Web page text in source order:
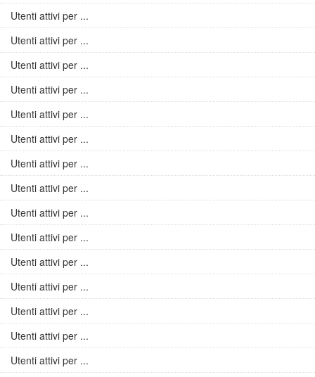
Utenti attivi per ...
Utenti attivi per ...
Utenti attivi per ...
Utenti attivi per ...
Utenti attivi per ...
Utenti attivi per ...
Utenti attivi per ...
Utenti attivi per ...
Utenti attivi per ...
Utenti attivi per ...
Utenti attivi per ...
Utenti attivi per ...
Utenti attivi per ...
Utenti attivi per ...
Utenti attivi per ...